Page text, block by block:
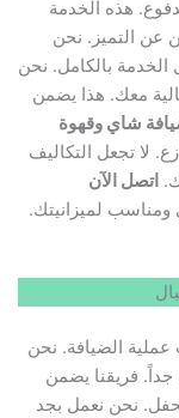
هذه الخدمة
عن التميز. نحن
بالكامل. نحن
معك. هذا يضمن
شاي وقهوة
لا تجعل التكاليف
اتصل الآن
لميزانيتك.
الضيافة. نحن
فريقنا يضمن
نحن نعمل بجد